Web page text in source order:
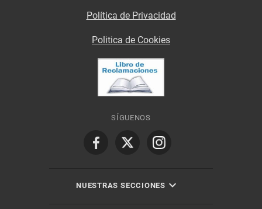
Política de Privacidad
Politica de Cookies
SÍGUENOS
NUESTRAS SECCIONES